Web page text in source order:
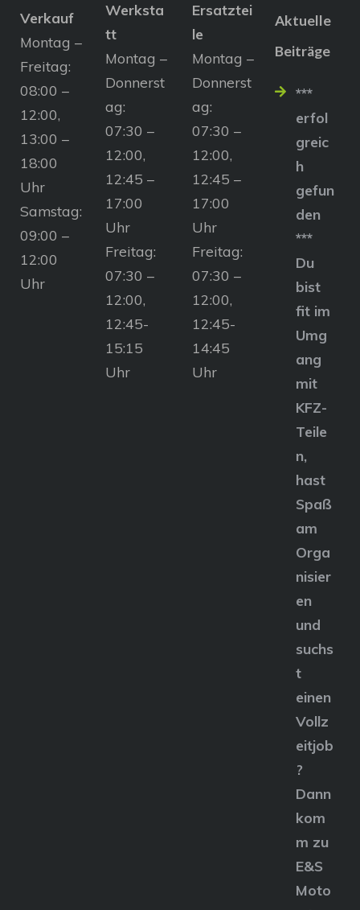
Verkauf
Montag –
Freitag:
08:00 –
12:00,
13:00 –
18:00
Uhr
Samstag:
09:00 –
12:00
Uhr
Werksta
tt
Montag –
Donnerst
ag:
07:30 –
12:00,
12:45 –
17:00
Uhr
Freitag:
07:30 –
12:00,
12:45-
15:15
Uhr
Ersatztei
le
Montag –
Donnerst
ag:
07:30 –
12:00,
12:45 –
17:00
Uhr
Freitag:
07:30 –
12:00,
12:45-
14:45
Uhr
Aktuelle
Beiträge
***
erfol
greic
h
gefun
den
***
Du
bist
fit im
Umg
ang
mit
KFZ-
Teile
n,
hast
Spaß
am
Orga
nisier
en
und
suchs
t
einen
Vollz
eitjob
?
Dann
kom
m zu
E&S
Moto